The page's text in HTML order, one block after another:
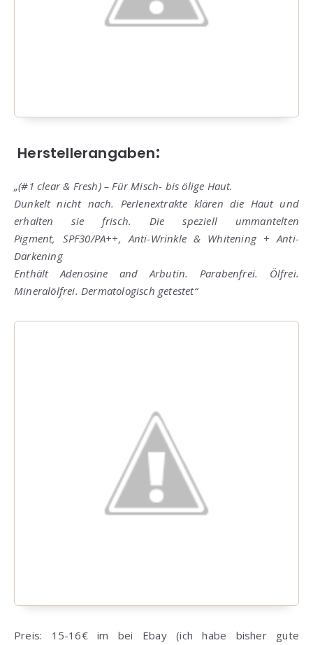
Herstellerangaben:
„(#1 clear & Fresh) – Für Misch- bis ölige Haut.
Dunkelt nicht nach. Perlenextrakte klären die Haut und
erhalten sie frisch. Die speziell ummantelten
Pigment, SPF30/PA++, Anti-Wrinkle & Whitening + Anti-
Darkening
Enthält Adenosine and Arbutin. Parabenfrei. Ölfrei.
Mineralölfrei. Dermatologisch getestet“
Preis: 15-16€ im bei Ebay (ich habe bisher gute